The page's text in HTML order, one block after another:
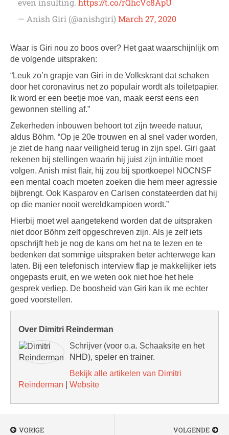
even insulting. https://t.co/rQhcVc8ApU
— Anish Giri (@anishgiri)March 27, 2020
Waar is Giri nou zo boos over? Het gaat waarschijnlijk om
de volgende uitspraken:
“Leuk zo’n grapje van Giri in de Volkskrant dat schaken
door het coronavirus net zo populair wordt als toiletpapier.
Ik word er een beetje moe van, maak eerst eens een
gewonnen stelling af.”
Zekerheden inbouwen behoort tot zijn tweede natuur,
aldus Böhm. “Op je 20e trouwen en al snel vader worden,
je ziet de hang naar veiligheid terug in zijn spel. Giri gaat
rekenen bij stellingen waarin hij juist zijn intuïtie moet
volgen. Anish mist flair, hij zou bij sportkoepel NOCNSF
een mental coach moeten zoeken die hem meer agressie
bijbrengt. Ook Kasparov en Carlsen constateerden dat hij
op die manier nooit wereldkampioen wordt.”
Hierbij moet wel aangetekend worden dat de uitspraken
niet door Böhm zelf opgeschreven zijn. Als je zelf iets
opschrijft heb je nog de kans om het na te lezen en te
bedenken dat sommige uitspraken beter achterwege kan
laten. Bij een telefonisch interview flap je makkelijker iets
ongepasts eruit, en we weten ook niet hoe het hele
gesprek verliep. De boosheid van Giri kan ik me echter
goed voorstellen.
Over Dimitri Reinderman
Schrijver (voor o.a. Schaaksite en het
NHD), speler en trainer.
Bekijk alle artikelen van Dimitri
Reinderman
Website
VORIGE VOLGENDE